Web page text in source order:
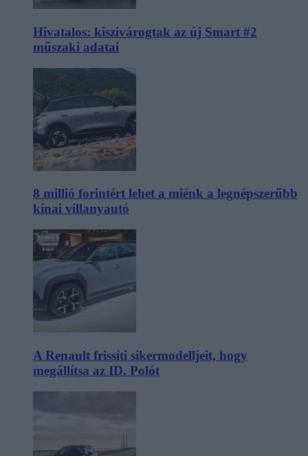
Hivatalos: kiszivárogtak az új Smart #2
műszaki adatai
8 millió forintért lehet a miénk a legnépszerűbb
kínai villanyautó
A Renault frissíti sikermodelljeit, hogy
megállítsa az ID. Polót